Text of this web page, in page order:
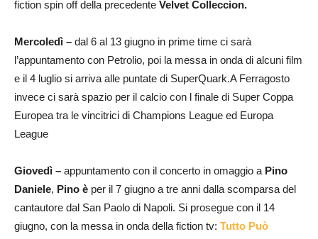
fiction spin off della precedente Velvet Colleccion.
Mercoledì – dal 6 al 13 giugno in prime time ci sarà
l’appuntamento con Petrolio, poi la messa in onda di alcuni film
e il 4 luglio si arriva alle puntate di SuperQuark.A Ferragosto
invece ci sarà spazio per il calcio con l finale di Super Coppa
Europea tra le vincitrici di Champions League ed Europa
League
Giovedì – appuntamento con il concerto in omaggio a Pino
Daniele, Pino è per il 7 giugno a tre anni dalla scomparsa del
cantautore dal San Paolo di Napoli. Si prosegue con il 14
giugno, con la messa in onda della fiction tv: Tutto Può